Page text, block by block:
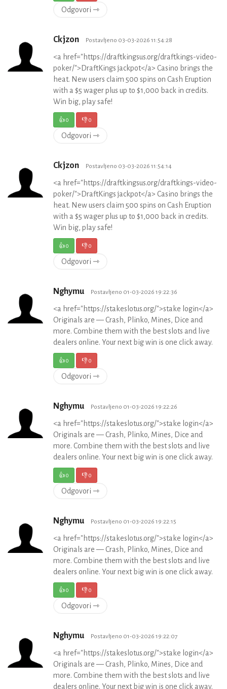
Odgovori ⇾
Ckjzon Postavljeno 03-03-2026 11:54:28
<a href="https://draftkingsus.org/draftkings-video-
poker/">DraftKings jackpot</a> Casino brings the
heat. New users claim 500 spins on Cash Eruption
with a $5 wager plus up to $1,000 back in credits.
Win big, play safe!
👍0 👎0
Odgovori ⇾
Ckjzon Postavljeno 03-03-2026 11:54:14
<a href="https://draftkingsus.org/draftkings-video-
poker/">DraftKings jackpot</a> Casino brings the
heat. New users claim 500 spins on Cash Eruption
with a $5 wager plus up to $1,000 back in credits.
Win big, play safe!
👍0 👎0
Odgovori ⇾
Nghymu Postavljeno 01-03-2026 19:22:36
<a href="https://stakeslotus.org/">stake login</a>
Originals are — Crash, Plinko, Mines, Dice and
more. Combine them with the best slots and live
dealers online. Your next big win is one click away.
👍0 👎0
Odgovori ⇾
Nghymu Postavljeno 01-03-2026 19:22:26
<a href="https://stakeslotus.org/">stake login</a>
Originals are — Crash, Plinko, Mines, Dice and
more. Combine them with the best slots and live
dealers online. Your next big win is one click away.
👍0 👎0
Odgovori ⇾
Nghymu Postavljeno 01-03-2026 19:22:15
<a href="https://stakeslotus.org/">stake login</a>
Originals are — Crash, Plinko, Mines, Dice and
more. Combine them with the best slots and live
dealers online. Your next big win is one click away.
👍0 👎0
Odgovori ⇾
Nghymu Postavljeno 01-03-2026 19:22:07
<a href="https://stakeslotus.org/">stake login</a>
Originals are — Crash, Plinko, Mines, Dice and
more. Combine them with the best slots and live
dealers online. Your next big win is one click away.